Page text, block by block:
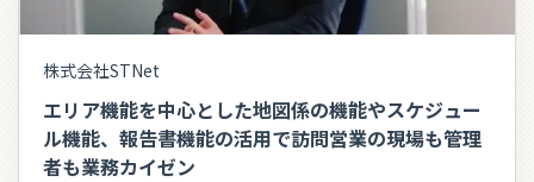
株式会社STNet
エリア機能を中心とした地図係の機能やスケジュー
ル機能、報告書機能の活用で訪問営業の現場も管理
者も業務カイゼン